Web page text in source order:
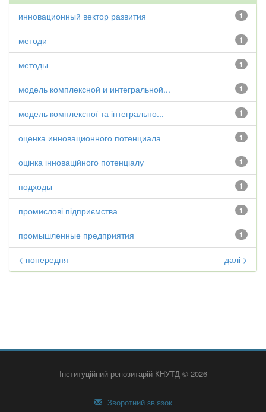
1
инновационный вектор развития
1
методи
1
методы
1
модель комплексной и интегральной...
1
модель комплексної та інтегрально...
1
оценка инновационного потенциала
1
оцінка інноваційного потенціалу
1
подходы
1
промислові підприємства
1
промышленные предприятия
< попередня далі >
Інституційний репозитарій КНУТД © 2026
Зворотний зв’язок